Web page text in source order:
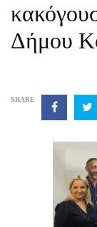
Δήμου
SHARE